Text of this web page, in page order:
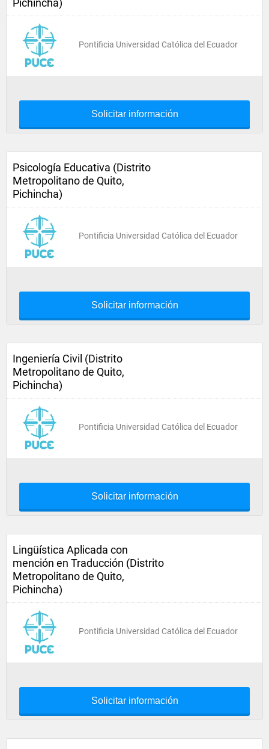
Pichincha)
Pontificia Universidad Católica del Ecuador
Solicitar información
Psicología Educativa (Distrito
Metropolitano de Quito,
Pichincha)
Pontificia Universidad Católica del Ecuador
Solicitar información
Ingeniería Civil (Distrito
Metropolitano de Quito,
Pichincha)
Pontificia Universidad Católica del Ecuador
Solicitar información
Lingüística Aplicada con
mención en Traducción (Distrito
Metropolitano de Quito,
Pichincha)
Pontificia Universidad Católica del Ecuador
Solicitar información